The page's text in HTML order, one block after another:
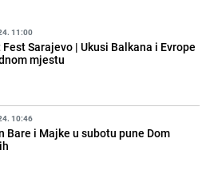
11:00
Sarajevo | Ukusi Balkana i Evrope
mjestu
10:46
Bare i Majke u subotu pune Dom